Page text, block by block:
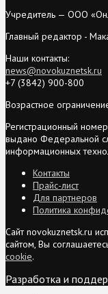
Учредитель — ООО
Главный редактор -
Наши контакты:
news@novokuznetsk.ru
+7 (3842) 900-800
Возрастное
Регистрационный
выдано Федеральной
информационных
Контакты
Прайс-лист
Для партнеров
Политика
Сайт novokuznetsk.ru
сайтом, Вы
cookie.
Разработка и